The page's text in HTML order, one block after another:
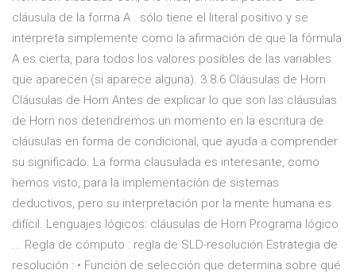
cláusula de la forma A . sólo tiene el literal positivo y se
interpreta simplemente como la afirmación de que la fórmula
A es cierta, para todos los valores posibles de las variables
que aparecen (si aparece alguna). 3.8.6 Cláusulas de Horn
Cláusulas de Horn Antes de explicar lo que son las cláusulas
de Horn nos detendremos un momento en la escritura de
cláusulas en forma de condicional, que ayuda a comprender
su significado. La forma clausulada es interesante, como
hemos visto, para la implementación de sistemas
deductivos, pero su interpretación por la mente humana es
difícil. Lenguajes lógicos: cláusulas de Horn Programa lógico
... Regla de cómputo : regla de SLD-resolución Estrategia de
resolución : • Función de selección que determina sobre qué